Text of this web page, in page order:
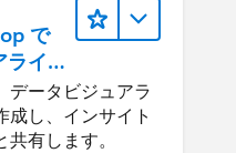
で
ライ
じめ
データビジュアラ
成し、インサイト
有します。